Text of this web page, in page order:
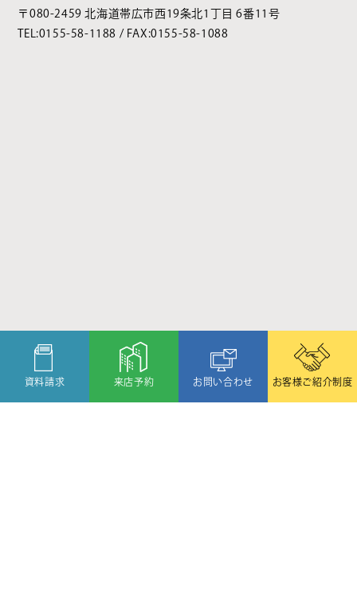
資料請求 来店予約 お問い合わせ お客様ご紹介制度
〒080-2459 北海道帯広市西19条北1丁目 6番11号
TEL:0155-58-1188 / FAX:0155-58-1088